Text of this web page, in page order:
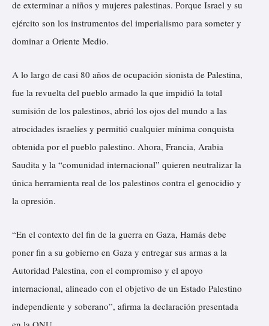
de exterminar a niños y mujeres palestinas. Porque Israel y su
ejército son los instrumentos del imperialismo para someter y
dominar a Oriente Medio.
A lo largo de casi 80 años de ocupación sionista de Palestina,
fue la revuelta del pueblo armado la que impidió la total
sumisión de los palestinos, abrió los ojos del mundo a las
atrocidades israelíes y permitió cualquier mínima conquista
obtenida por el pueblo palestino. Ahora, Francia, Arabia
Saudita y la “comunidad internacional” quieren neutralizar la
única herramienta real de los palestinos contra el genocidio y
la opresión.
“En el contexto del fin de la guerra en Gaza, Hamás debe
poner fin a su gobierno en Gaza y entregar sus armas a la
Autoridad Palestina, con el compromiso y el apoyo
internacional, alineado con el objetivo de un Estado Palestino
independiente y soberano”, afirma la declaración presentada